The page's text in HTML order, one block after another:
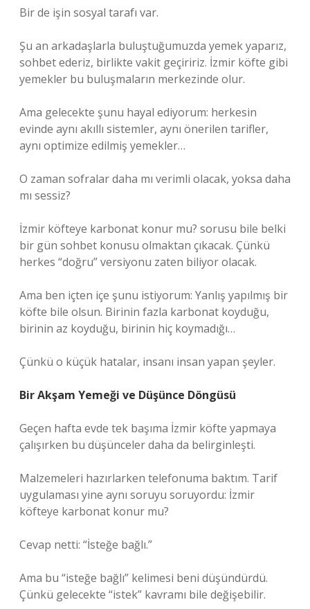
Bir de işin sosyal tarafı var.
Şu an arkadaşlarla buluştuğumuzda yemek yaparız,
sohbet ederiz, birlikte vakit geçiririz. İzmir köfte gibi
yemekler bu buluşmaların merkezinde olur.
Ama gelecekte şunu hayal ediyorum: herkesin
evinde aynı akıllı sistemler, aynı önerilen tarifler,
aynı optimize edilmiş yemekler…
O zaman sofralar daha mı verimli olacak, yoksa daha
mı sessiz?
İzmir köfteye karbonat konur mu? sorusu bile belki
bir gün sohbet konusu olmaktan çıkacak. Çünkü
herkes “doğru” versiyonu zaten biliyor olacak.
Ama ben içten içe şunu istiyorum: Yanlış yapılmış bir
köfte bile olsun. Birinin fazla karbonat koyduğu,
birinin az koyduğu, birinin hiç koymadığı…
Çünkü o küçük hatalar, insanı insan yapan şeyler.
Bir Akşam Yemeği ve Düşünce Döngüsü
Geçen hafta evde tek başıma İzmir köfte yapmaya
çalışırken bu düşünceler daha da belirginleşti.
Malzemeleri hazırlarken telefonuma baktım. Tarif
uygulaması yine aynı soruyu soruyordu: İzmir
köfteye karbonat konur mu?
Cevap netti: “İsteğe bağlı.”
Ama bu “isteğe bağlı” kelimesi beni düşündürdü.
Çünkü gelecekte “istek” kavramı bile değişebilir.